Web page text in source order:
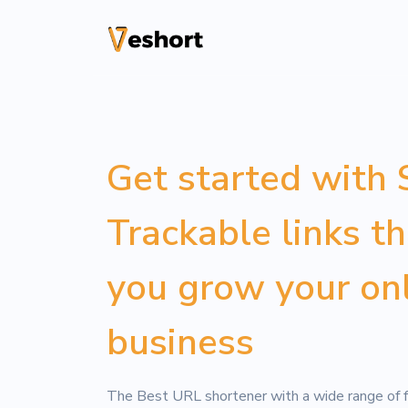
Kode QR yang
dilacak
Halaman Bio
Get started with
Trackable links
you grow your
business
The Best URL shortener with a wide range of